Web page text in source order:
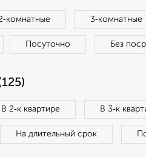
3‑комнатные
Посуточно Без
В 2‑к квартире В 3‑к
На длительный срок